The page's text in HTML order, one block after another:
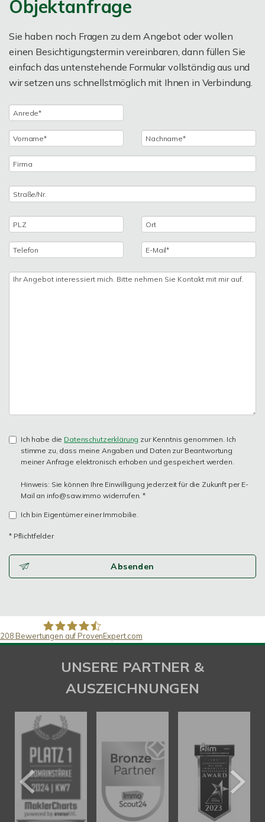
Objektanfrage
Sie haben noch Fragen zu dem Angebot oder wollen
einen Besichtigungstermin vereinbaren, dann füllen Sie
einfach das untenstehende Formular vollständig aus und
wir setzen uns schnellstmöglich mit Ihnen in Verbindung.
Ich habe die Datenschutzerklärung zur Kenntnis genommen. Ich
stimme zu, dass meine Angaben und Daten zur Beantwortung
meiner Anfrage elektronisch erhoben und gespeichert werden.
Hinweis: Sie können Ihre Einwilligung jederzeit für die Zukunft per E-
Mail an info@saw.immo widerrufen. *
Ich bin Eigentümer einer Immobilie.
* Pflichtfelder
Absenden
SAW Immobilien
208 Bewertungen auf ProvenExpert.com
UNSERE PARTNER &
AUSZEICHNUNGEN